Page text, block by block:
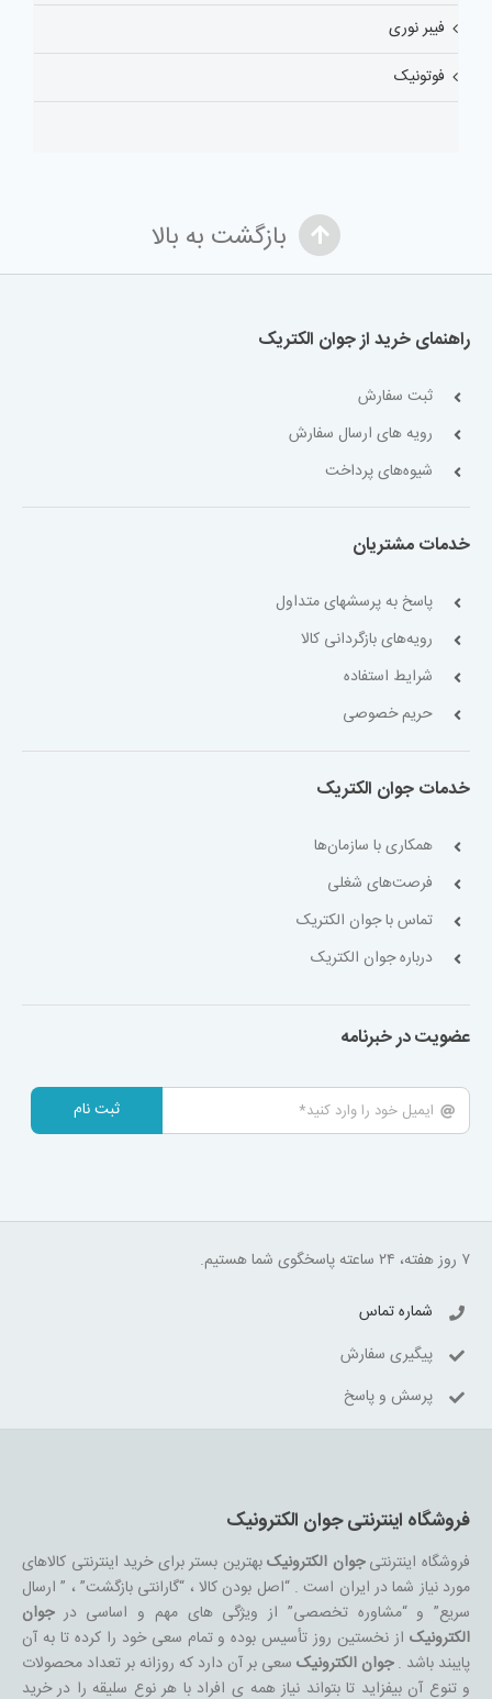
فیبر نوری
فوتونیک
بازگشت به بالا
راهنمای خرید از جوان الکتریک
ثبت سفارش
رویه های ارسال سفارش
شیوه‌های پرداخت
خدمات مشتریان
پاسخ به پرسشهای متداول
رویه‌های بازگردانی کالا
شرایط استفاده
حریم خصوصی
خدمات جوان الکتریک
همکاری با سازمان‌ها
فرصت‌های شغلی
تماس با جوان الکتریک
درباره جوان الکتریک
عضویت در خبرنامه
ثبت نام
۷ روز هفته، ۲۴ ساعته پاسخگوی شما هستیم.
شماره تماس
پیگیری سفارش
پرسش و پاسخ
فروشگاه اینترنتی جوان الکترونیک
فروشگاه اینترنتیجوان الکترونیکبهترین بستر برای خرید اینترنتی کالاهای
مورد نیاز شما در ایران است . “اصل بودن کالا ، “گارانتی بازگشت” ، ” ارسال
سریع” و “مشاوره تخصصی” از ویژگی های مهم و اساسی درجوان
الکترونیکاز نخستین روز تأسیس بوده و تمام سعی خود را کرده تا به آن
پایبند باشد .جوان الکترونیکسعی بر آن دارد که روزانه بر تعداد محصولات
و تنوع آن بیفزاید تا بتواند نیاز همه ی افراد با هر نوع سلیقه را در خرید